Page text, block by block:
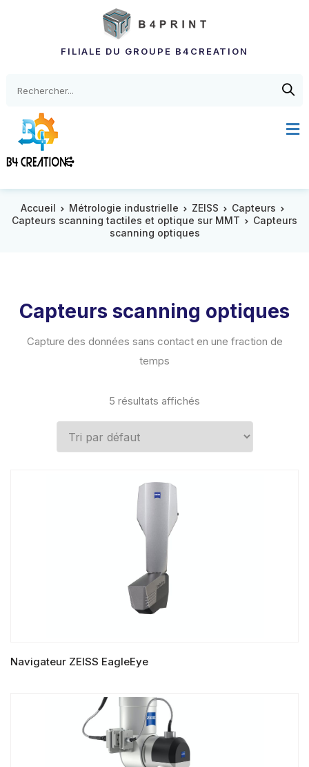
FILIALE DU GROUPE B4CREATION
Accueil Métrologie industrielle ZEISS
Capteurs
Capteurs scanning tactiles et optique sur MMT
Capteurs
scanning optiques
Capteurs scanning optiques
Capture des données sans contact en une fraction de
temps
5 résultats affichés
Navigateur ZEISS EagleEye